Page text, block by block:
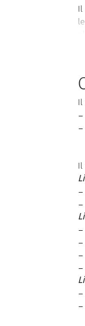
Il
Il
Il
Il